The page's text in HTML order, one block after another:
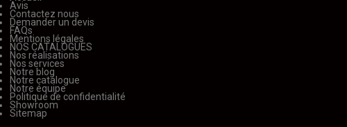
Avis
Contactez nous
Demander un devis
FAQs
Mentions légales
NOS CATALOGUES
Nos réalisations
Nos services
Notre blog
Notre catalogue
Notre équipe
Politique de confidentialité
Showroom
Sitemap